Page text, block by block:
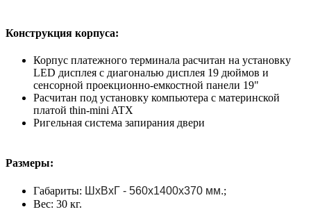
Конструкция корпуса:
Корпус платежного терминала расчитан на установку
LED дисплея с диагональю дисплея 19 дюймов и
сенсорной проекционно-емкостной панели 19"
Расчитан под установку компьютера с материнской
платой thin-mini ATX
Ригельная система запирания двери
Размеры:
Габариты: ШхВхГ - 560х1400х370 мм.;
Вес: 30 кг.